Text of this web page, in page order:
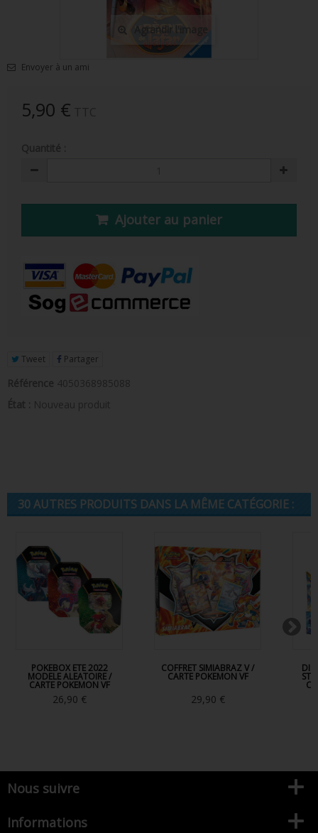
FIGURINES POP HARRY POTTER
FIGURINES POP STAR WARS
FIGURINES POP SEIGNEUR DES ANNEAUX
FIGURINE POP AD ICONS
FIGURINE POP ROYALS FAMILY
FIGURINE POP RETRO TOYS
FIGURINES POP AUTRES COMICS
FUNKO VINYL SODA
FUNKO POP PIN
Agrandir l'image
Envoyer à un ami
5,90 €
Ajouter au panier
Tweet Partager
Référence 4050368985088
État : Nouveau produit
30 AUTRES PRODUITS DANS LA MÊME CATÉGORIE :
POKEBOX ETE 2022
MODELE ALEATOIRE /
CARTE POKEMON VF
26,90 €
COFFRET SIMIABRAZ V /
CARTE POKEMON VF
29,90 €
Nous suivre
Informations